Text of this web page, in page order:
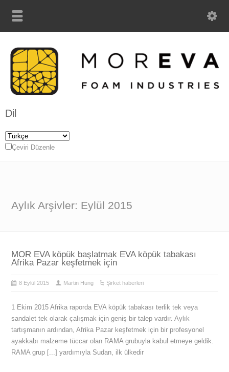
Dil
Çeviri Düzenle
Aylık Arşivler: Eylül 2015
MOR EVA köpük başlatmak EVA köpük tabakası
Afrika Pazar keşfetmek için
8 Eylül 2015 Martin Hung Şirket haberleri
1 Ekim 2015 Afrika raporda EVA köpük tabakası terlik tek veya
sandalet tek olarak çalışmak için geniş bir talep vardır. Aylık
tartışmanın ardından, Afrika Pazar keşfetmek için bir profesyonel
ayakkabı malzeme tüccar olan RAMA grubuyla kabul etmeye geldik.
RAMA grup [...] yardımıyla Sudan, ilk ülkedir